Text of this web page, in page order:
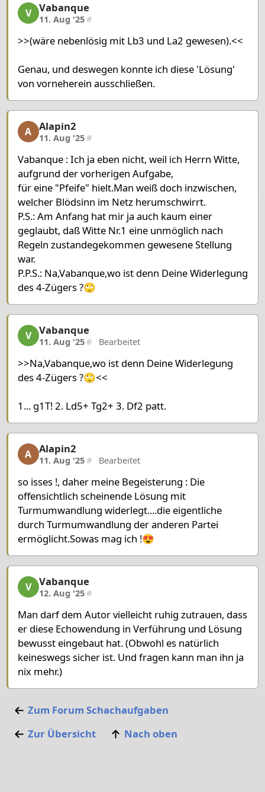
Vabanque, 19/23, 11. Aug '25
V Vabanque
11. Aug '25#
>>(wäre nebenlösig mit Lb3 und La2 gewesen).<<
Genau, und deswegen konnte ich diese 'Lösung'
von vorneherein ausschließen.
Alapin2, 20/23, 11. Aug '25
A Alapin2
11. Aug '25#
Vabanque : Ich ja eben nicht, weil ich Herrn Witte,
aufgrund der vorherigen Aufgabe,
für eine "Pfeife" hielt.Man weiß doch inzwischen,
welcher Blödsinn im Netz herumschwirrt.
P.S.: Am Anfang hat mir ja auch kaum einer
geglaubt, daß Witte Nr.1 eine unmöglich nach
Regeln zustandegekommen gewesene Stellung
war.
P.P.S.: Na,Vabanque,wo ist denn Deine Widerlegung
des 4-Zügers ?🙄
Vabanque, 21/23, 11. Aug '25
V Vabanque
11. Aug '25# Bearbeitet
>>Na,Vabanque,wo ist denn Deine Widerlegung
des 4-Zügers ?🙄<<
1... g1T! 2. Ld5+ Tg2+ 3. Df2 patt.
Alapin2, 22/23, 11. Aug '25
A Alapin2
11. Aug '25# Bearbeitet
so isses !, daher meine Begeisterung : Die
offensichtlich scheinende Lösung mit
Turmumwandlung widerlegt....die eigentliche
durch Turmumwandlung der anderen Partei
ermöglicht.Sowas mag ich !😍
Vabanque, 23/23, 12. Aug '25
V Vabanque
12. Aug '25#
Man darf dem Autor vielleicht ruhig zutrauen, dass
er diese Echowendung in Verführung und Lösung
bewusst eingebaut hat. (Obwohl es natürlich
keineswegs sicher ist. Und fragen kann man ihn ja
nix mehr.)
Zum Forum Schachaufgaben
Zur Übersicht
Nach oben